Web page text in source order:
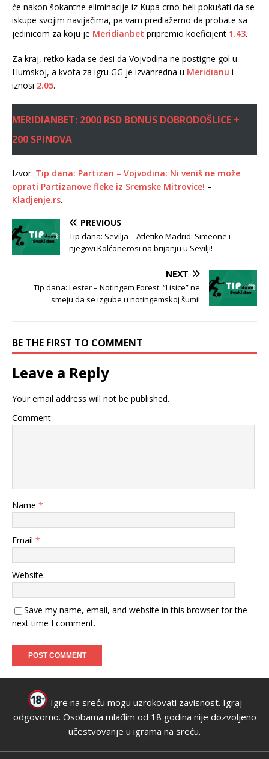
će nakon šokantne eliminacije iz Kupa crno-beli pokušati da se
iskupe svojim navijačima, pa vam predlažemo da probate sa
jedinicom za koju je Meridianbet pripremio koeficijent 1.43.
Za kraj, retko kada se desi da Vojvodina ne postigne gol u
Humskoj, a kvota za igru GG je izvanredna u Meridianu i
iznosi 2.05.
MERIDIANBET: 2000 RSD BONUS DOBRODOŠLICE +
200 SPINOVA
Izvor: Tip dana: Partizan – Vojvodina: Ni veniš ne može
oprati Partizanove fleke iz Sremske Mitrovice! –
Kladjenje.rs.
PREVIOUS
Tip dana: Sevilja – Atletiko Madrid: Simeone i
njegovi Kolćonerosi na brijanju u Sevilji!
NEXT
Tip dana: Lester – Notingem Forest: “Lisice” ne
smeju da se izgube u notingemskoj šumi!
BE THE FIRST TO COMMENT
Leave a Reply
Your email address will not be published.
Comment
Name *
Email *
Website
Save my name, email, and website in this browser for the
next time I comment.
Igre na sreću mogu uzrokovati zavisnost. Igraj
odgovorno. Osobama mlađim od 18 godina nije dozvoljeno
učestvovanje u igrama na sreću.